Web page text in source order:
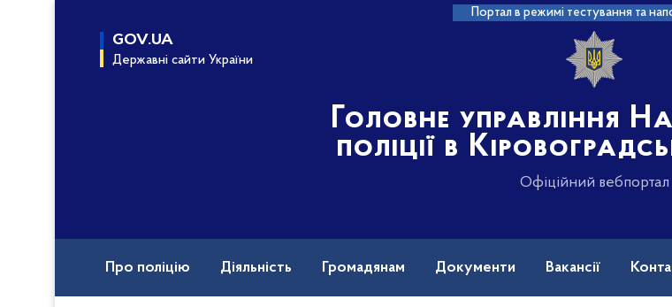
Портал в режимі тестування та
GOV.UA
Державні сайти України
Головне управління
поліції в
Офіційний вебпортал
Про поліцію Діяльність Громадянам Документи Вакансії